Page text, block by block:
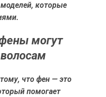
которые
могут
что фен — это
помогает